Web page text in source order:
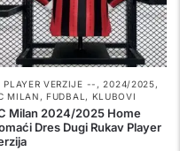
VERZIJE -- ,2024/2025,
MILAN ,FUDBAL , KLUBOVI
Milan 2024/2025 Home
Dres Dugi Rukav Player